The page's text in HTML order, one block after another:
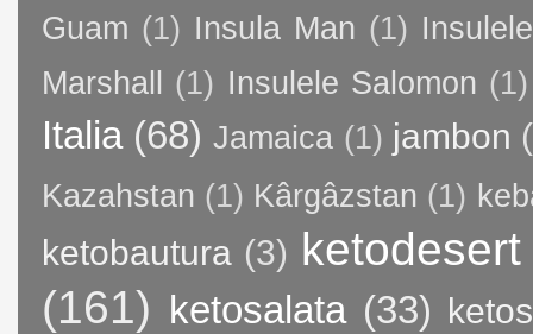
Guam (1) Insula Man (1)
Marshall
(1) Insulele Salomon (1)
Italia (68) Jamaica (1) jambon
Kazahstan (1) Kârgâzstan (1)
ketobautura (3) ketodesert
(161) ketosalata (33)